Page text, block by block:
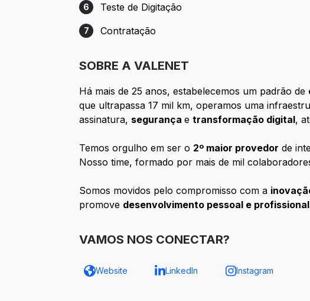
Etapa 6: Teste de Digitação
6 Teste de Digitação
Etapa 7: Contratação
7 Contratação
SOBRE A VALENET
Há mais de 25 anos, estabelecemos um padrão de
que ultrapassa 17 mil km, operamos uma
assinatura, segurançaetransformação digital,
Temos orgulho em ser o 2º maior provedor de
Nosso time, formado por mais de mil
Somos movidos pelo compromisso com a
promove desenvolvimento pessoal e profissional
VAMOS NOS CONECTAR?
Website LinkedIn Instagram